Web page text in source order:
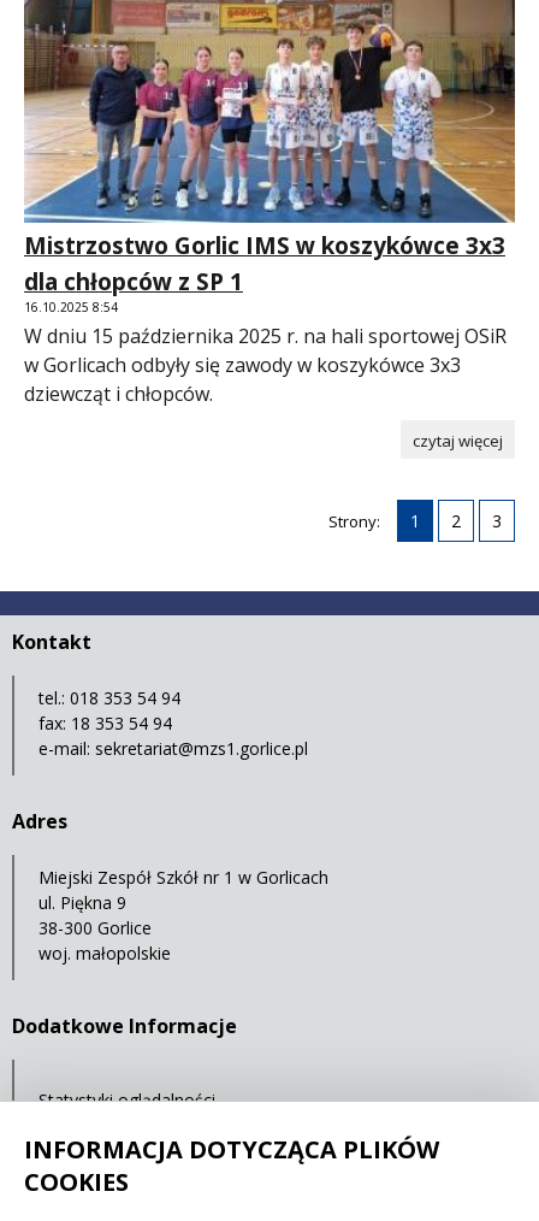
Mistrzostwo Gorlic IMS w koszykówce 3x3
dla chłopców z SP 1
16.10.2025 8:54
W dniu 15 października 2025 r. na hali sportowej OSiR
w Gorlicach odbyły się zawody w koszykówce 3x3
dziewcząt i chłopców.
czytaj więcej
Strony: 1 2 3
Kontakt
tel.: 018 353 54 94
fax: 18 353 54 94
e-mail: sekretariat@mzs1.gorlice.pl
Adres
Miejski Zespół Szkół nr 1 w Gorlicach
ul. Piękna 9
38-300 Gorlice
woj. małopolskie
Dodatkowe Informacje
Statystyki oglądalności
INFORMACJA DOTYCZĄCA PLIKÓW
COOKIES